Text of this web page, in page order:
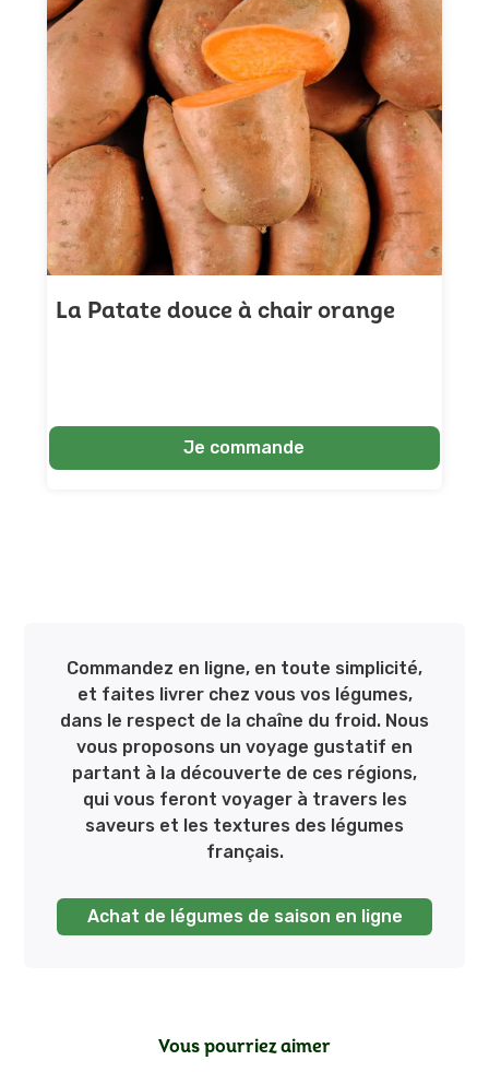
La Patate douce à chair orange
Je commande
Commandez en ligne, en toute simplicité,
et faites livrer chez vous vos légumes,
dans le respect de la chaîne du froid. Nous
vous proposons un voyage gustatif en
partant à la découverte de ces régions,
qui vous feront voyager à travers les
saveurs et les textures des légumes
français.
Achat de légumes de saison en ligne
Vous pourriez aimer